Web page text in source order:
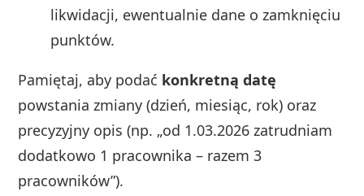
likwidacji, ewentualnie dane o zamknięciu
punktów.
Pamiętaj, aby podać konkretną datę
powstania zmiany (dzień, miesiąc, rok) oraz
precyzyjny opis (np. „od 1.03.2026 zatrudniam
dodatkowo 1 pracownika – razem 3
pracowników”).